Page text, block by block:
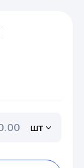
шт